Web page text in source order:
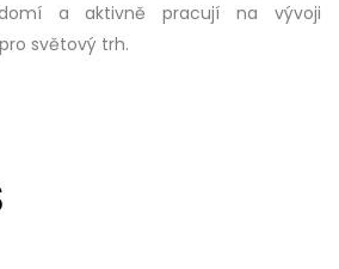
a aktivně pracují na vývoji
světový trh.